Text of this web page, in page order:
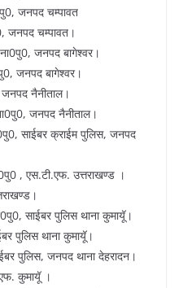
जनपद चम्पावत
जनपद चम्पावत।
जनपद बागेश्वर।
जनपद बागेश्वर।
जनपद नैनीताल।
जनपद नैनीताल।
साईबर क्राईम पुलिस, जनपद
, एस.टी.एफ. उत्तराखण्ड ।
साईबर पुलिस थाना कुमायूॅ।
पुलिस थाना कुमायूॅ।
पुलिस, जनपद थाना देहरादन।
कुमायूॅ ।